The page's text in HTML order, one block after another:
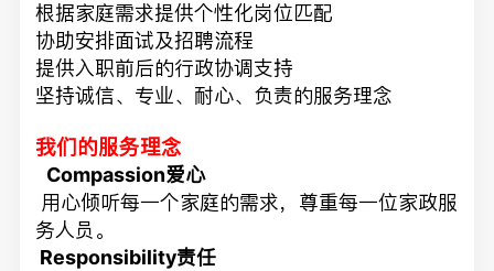
根据家庭需求提供个性化岗位匹配
协助安排面试及招聘流程
提供入职前后的行政协调支持
坚持诚信、专业、耐心、负责的服务理念
我们的服务理念
Compassion爱心
用心倾听每一个家庭的需求，尊重每一位家政服
务人员。
Responsibility责任